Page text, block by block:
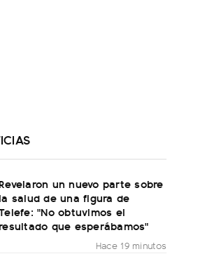
un nuevo parte sobre
la salud de una figura de
"No obtuvimos el
que esperábamos"
Hace 19 minutos